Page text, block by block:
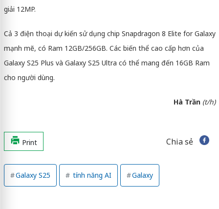
giải 12MP.
Cả 3 điện thoại dự kiến sử dụng chip Snapdragon 8 Elite for Galaxy
mạnh mẽ, có Ram 12GB/256GB. Các biến thể cao cấp hơn của
Galaxy S25 Plus và Galaxy S25 Ultra có thể mang đến 16GB Ram
cho người dùng.
Hà Trần (t/h)
Print Chia sẻ
Galaxy S25 tính năng AI Galaxy